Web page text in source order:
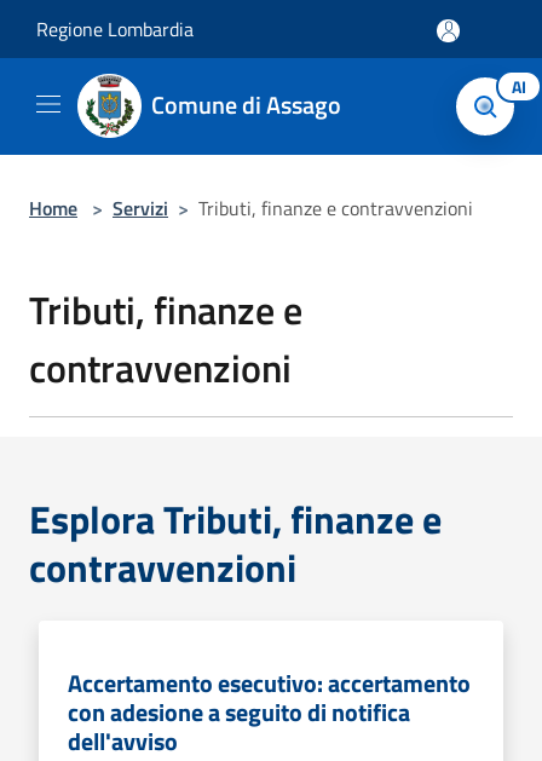
Regione Lombardia
Comune di Assago AI
Home > Servizi > Tributi, finanze e contravvenzioni
Tributi, finanze e
contravvenzioni
Esplora Tributi, finanze e
contravvenzioni
Accertamento esecutivo: accertamento
con adesione a seguito di notifica
dell'avviso